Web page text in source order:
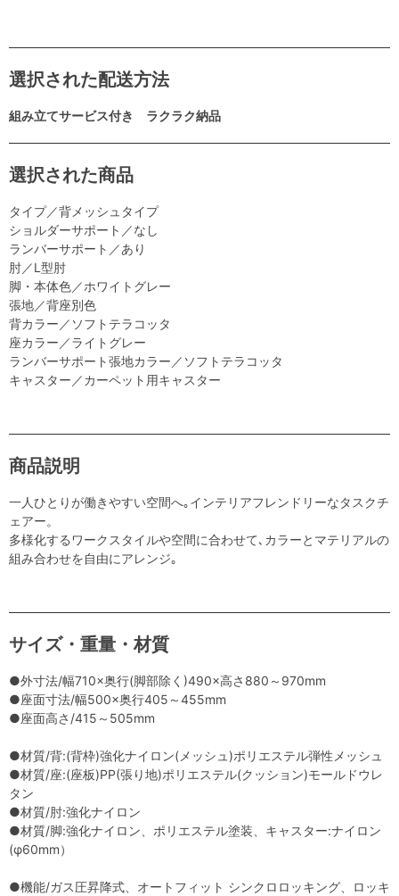
選択された配送方法
組み立てサービス付き ラクラク納品
選択された商品
タイプ／背メッシュタイプ
ショルダーサポート／なし
ランバーサポート／あり
肘／L型肘
脚・本体色／ホワイトグレー
張地／背座別色
背カラー／ソフトテラコッタ
座カラー／ライトグレー
ランバーサポート張地カラー／ソフトテラコッタ
キャスター／カーペット用キャスター
商品説明
一人ひとりが働きやすい空間へ｡インテリアフレンドリーなタスクチ
ェアー。
多様化するワークスタイルや空間に合わせて､カラーとマテリアルの
組み合わせを自由にアレンジ｡
サイズ・重量・材質
●外寸法/幅710×奥行(脚部除く)490×高さ880～970mm
●座面寸法/幅500×奥行405～455mm
●座面高さ/415～505mm
●材質/背:(背枠)強化ナイロン(メッシュ)ポリエステル弾性メッシュ
●材質/座:(座板)PP(張り地)ポリエステル(クッション)モールドウレ
タン
●材質/肘:強化ナイロン
●材質/脚:強化ナイロン、ポリエステル塗装、キャスター:ナイロン
(φ60mm）
●機能/ガス圧昇降式、オートフィット シンクロロッキング、ロッキ